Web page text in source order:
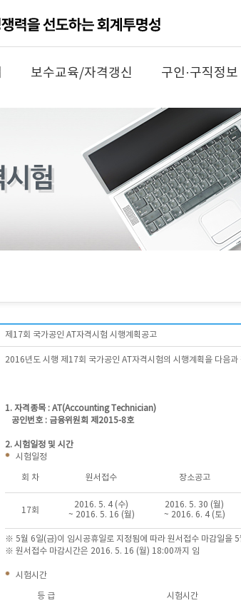
보수교육/자격갱신 구인·구직정보
제17회 국가공인 AT자격시험 시행계획공고
2016년도 시행 제17회 국가공인 AT자격시험의 시행계획을 다음과
1. 자격종목 : AT(Accounting Technician)
공인번호 : 금융위원회 제2015-8호
2. 시험일정 및 시간
시험일정
회 차 원서접수 장소공고
17회
2016. 5. 4 (수)
~ 2016. 5. 16 (월)
2016. 5. 30 (월)
~ 2016. 6. 4 (토)
※ 5월 6일(금)이 임시공휴일로 지정됨에 따라 원서접수 마감일을
※ 원서접수 마감시간은 2016. 5. 16 (월) 18:00까지 임
시험시간
등 급 시험시간